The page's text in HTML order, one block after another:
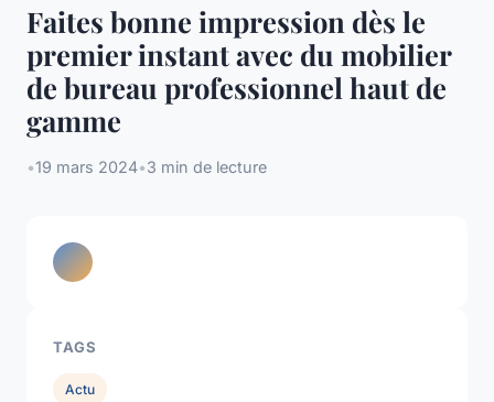
Faites bonne impression dès le
premier instant avec du mobilier
de bureau professionnel haut de
gamme
•19 mars 2024•3 min de lecture
TAGS
Actu